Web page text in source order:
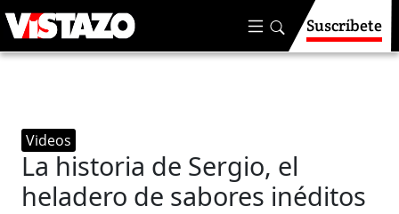
Suscríbete
Videos
La historia de Sergio, el
heladero de sabores inéditos